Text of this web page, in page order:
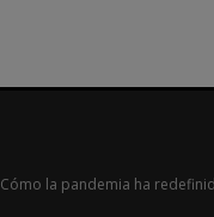
Cómo la pandemia ha